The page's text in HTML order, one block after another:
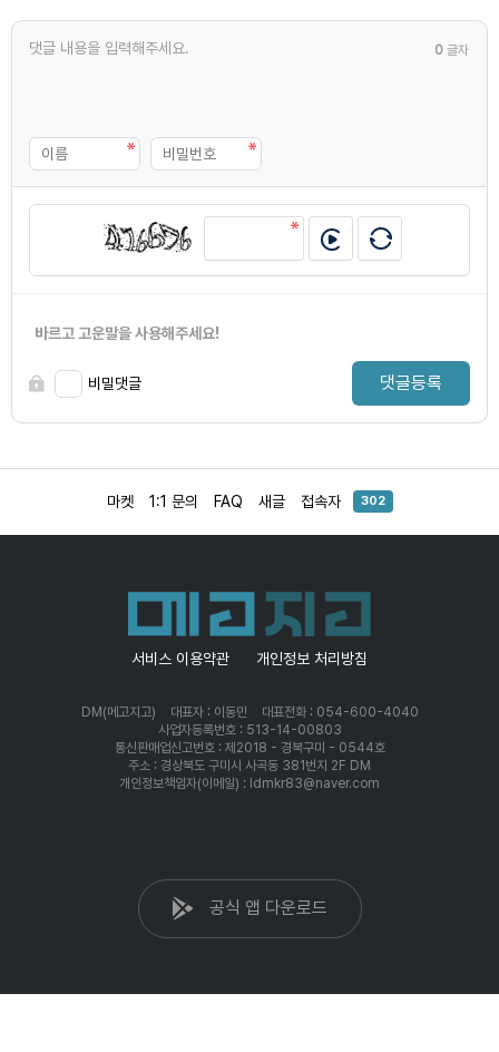
0 글자
바르고 고운말을 사용해주세요!
비밀댓글 댓글등록
마켓 1:1 문의 FAQ 새글 접속자 302
서비스 이용약관 개인정보 처리방침
DM(메고지고) 대표자 : 이동민
대표전화 : 054-600-4040
사업자등록번호 : 513-14-00803
통신판매업신고번호 : 제2018 - 경북구미 - 0544호
주소 : 경상북도 구미시 사곡동 381번지 2F DM
개인정보책임자(이메일) : ldmkr83@naver.com
공식 앱 다운로드